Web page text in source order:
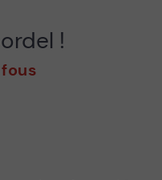
!
fous